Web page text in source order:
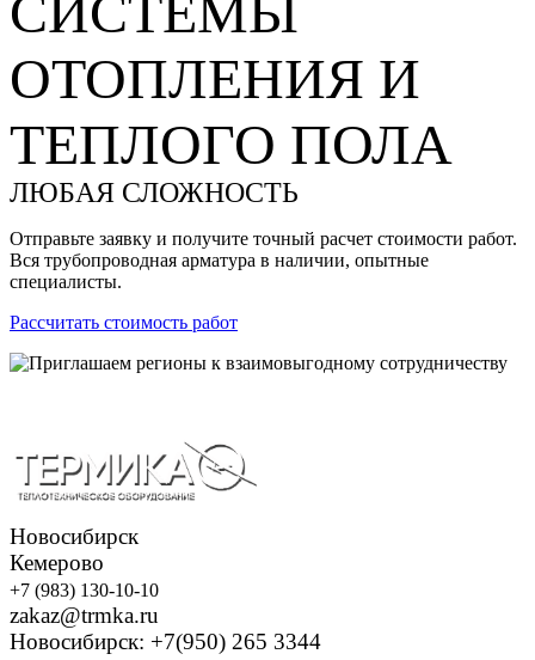
СИСТЕМЫ
ОТОПЛЕНИЯ И
ТЕПЛОГО ПОЛА
ЛЮБАЯ СЛОЖНОСТЬ
Отправьте заявку и получите точный расчет стоимости работ.
Вся трубопроводная арматура в наличии, опытные
специалисты.
Рассчитать стоимость работ
Новосибирск
Кемерово
+7 (983) 130-10-10
zakaz@trmka.ru
Новосибирск: +7(950) 265 3344